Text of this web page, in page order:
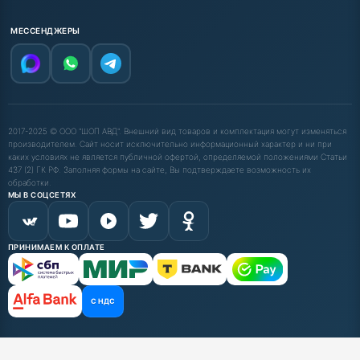
МЕССЕНДЖЕРЫ
2017-2025 © ООО "ШОП АВД". Внешний вид товаров и комплектация могут изменяться
производителем. Сайт носит исключительно информационный характер и ни при
каких условиях не является публичной офертой, определяемой положениями Статьи
437 (2) ГК РФ. Заполняя формы на сайте, Вы подтверждаете возможность их
обработки.
МЫ В СОЦСЕТЯХ
ПРИНИМАЕМ К ОПЛАТЕ
С НДС